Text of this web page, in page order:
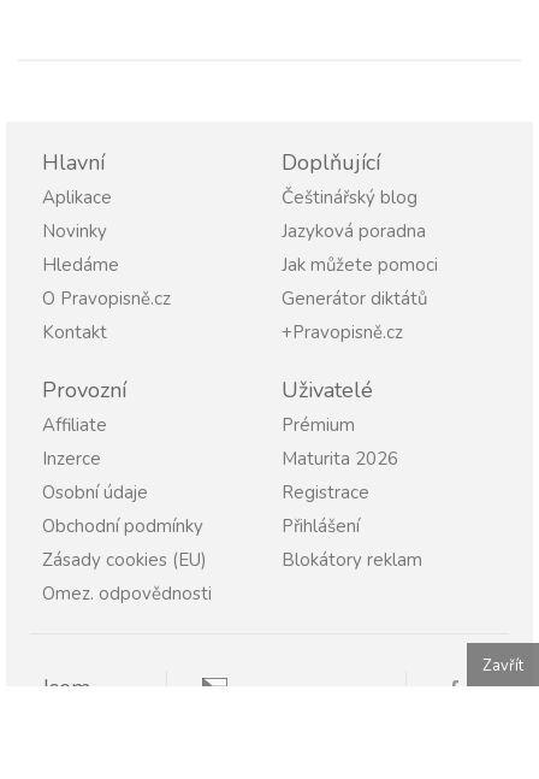
Hlavní
Aplikace
Novinky
Hledáme
O Pravopisně.cz
Kontakt
Doplňující
Češtinářský blog
Jazyková poradna
Jak můžete pomoci
Generátor diktátů
+Pravopisně.cz
Provozní
Affiliate
Inzerce
Osobní údaje
Obchodní podmínky
Zásady cookies (EU)
Omez. odpovědnosti
Uživatelé
Prémium
Maturita 2026
Registrace
Přihlášení
Blokátory reklam
Jsem
Zavřít